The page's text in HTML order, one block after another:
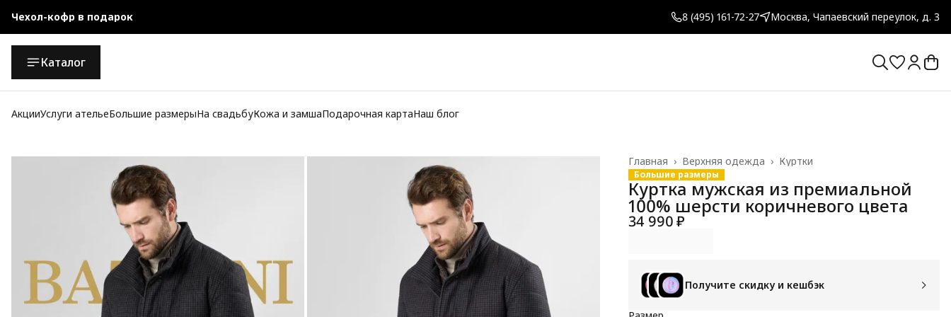
Официальный магазин 8 (495) 161-72-27 Москва, Чапаевский переулок, д. 3
Каталог
АкцииУслуги ательеБольшие размерыНа свадьбуКожа и замшаПодарочная картаНаш блог
Куртки
Верхняя одежда ›
Главная ›
Большие размеры
Куртка мужская из премиальной
100% шерсти коричневого цвета
34 990 ₽
Получите скидку и кешбэк